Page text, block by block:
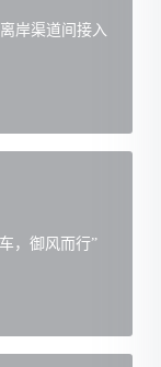
岸渠道间接入
，御风而行”